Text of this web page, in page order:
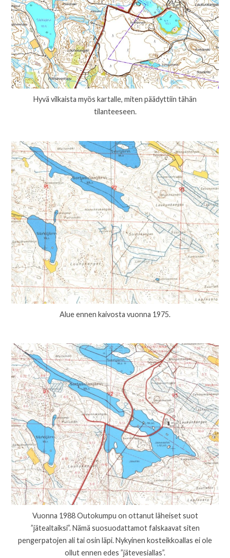
Hyvä vilkaista myös kartalle, miten päädyttiin tähän
tilanteeseen.
Alue ennen kaivosta vuonna 1975.
Vuonna 1988 Outokumpu on ottanut läheiset suot
”jätealtaiksi”. Nämä suosuodattamot falskaavat siten
pengerpatojen ali tai osin läpi. Nykyinen kosteikkoallas ei ole
ollut ennen edes ”jätevesiallas”.